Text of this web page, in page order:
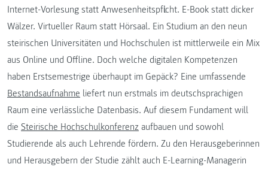
Internet-Vorlesung statt Anwesenheitspflicht. E-Book statt dicker
Wälzer. Virtueller Raum statt Hörsaal. Ein Studium an den neun
steirischen Universitäten und Hochschulen ist mittlerweile ein Mix
aus Online und Offline. Doch welche digitalen Kompetenzen
haben Erstsemestrige überhaupt im Gepäck? Eine umfassende
Bestandsaufnahme liefert nun erstmals im deutschsprachigen
Raum eine verlässliche Datenbasis. Auf diesem Fundament will
die Steirische Hochschulkonferenz aufbauen und sowohl
Studierende als auch Lehrende fördern. Zu den Herausgeberinnen
und Herausgebern der Studie zählt auch E-Learning-Managerin